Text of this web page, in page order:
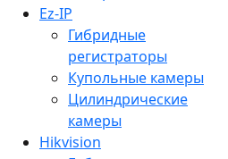
Ez-IP
Гибридные
регистраторы
Купольные камеры
Цилиндрические
камеры
Hikvision